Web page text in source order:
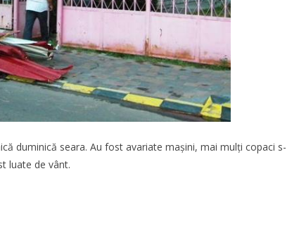
duminică seara. Au fost avariate maşini, mai mulţi copaci s-
luate de vânt.